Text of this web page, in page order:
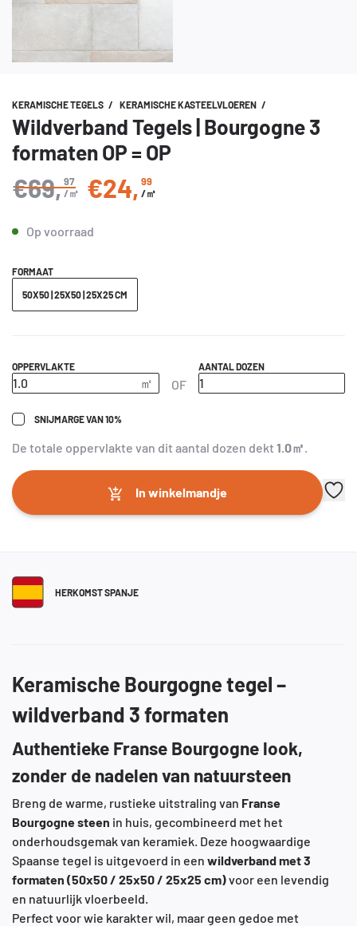
KERAMISCHE TEGELS / KERAMISCHE KASTEELVLOEREN /
Wildverband Tegels | Bourgogne 3
formaten OP = OP
Normale prijs
€69,97
/㎡
€24, 99
/㎡
Op voorraad
FORMAAT
50X50 | 25X50 | 25X25 CM
OPPERVLAKTE
OF
AANTAL DOZEN
SNIJMARGE VAN 10%
De totale oppervlakte van dit aantal dozen dekt 1.0㎡
In winkelmandje
HERKOMST SPANJE
Keramische Bourgogne tegel –
wildverband 3 formaten
Authentieke Franse Bourgogne look,
zonder de nadelen van natuursteen
Breng de warme, rustieke uitstraling van Franse
Bourgogne steen in huis, gecombineerd met het
onderhoudsgemak van keramiek. Deze hoogwaardige
Spaanse tegel is uitgevoerd in een wildverband met 3
formaten (50x50 / 25x50 / 25x25 cm)voor een levendig
en natuurlijk vloerbeeld.
Perfect voor wie karakter wil, maar geen gedoe met